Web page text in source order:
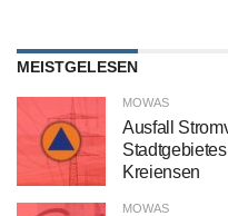
MEISTGELESEN
MOWAS
Ausfall
Kreiensen
MOWAS